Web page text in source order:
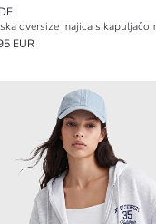
EUR